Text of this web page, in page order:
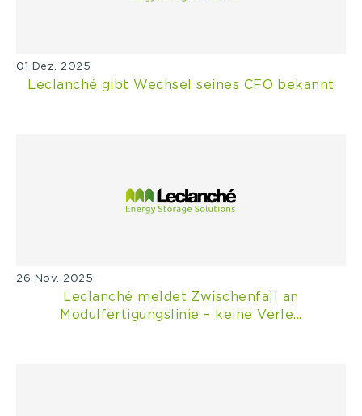
01 Dez. 2025
Leclanché gibt Wechsel seines CFO bekannt
26 Nov. 2025
Leclanché meldet Zwischenfall an
Modulfertigungslinie – keine Verle...